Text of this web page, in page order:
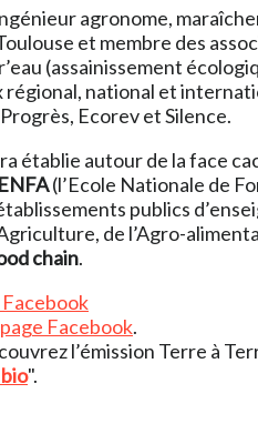
agronome,
et membre des
(assainissement
régional, national et
Ecorev et Silence.
établie autour de la face
(l’Ecole Nationale de
publics
de l’Agro-
chain.
page Facebook.
l’émission Terre à
".